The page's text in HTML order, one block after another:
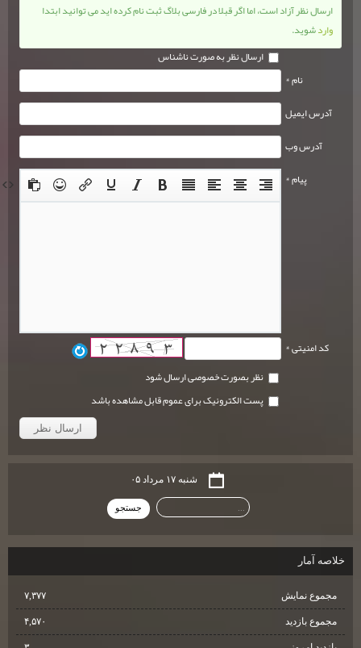
ارسال نظر آزاد است، اما اگر قبلا در فارسی بلاگ ثبت نام کرده اید می توانید ابتدا
واردشوید.
ارسال نظر به صورت ناشناس
نام *
آدرس ایمیل
آدرس وب
پیام *
کد امنیتی *
نظر بصورت خصوصی ارسال شود
پست الکترونیک برای عموم قابل مشاهده باشد
شنبه ۱۷ مرداد ۰۵
خلاصه آمار
مجموع نمایش‌ ۷,۳۷۷
مجموع بازدید ۴,۵۷۰